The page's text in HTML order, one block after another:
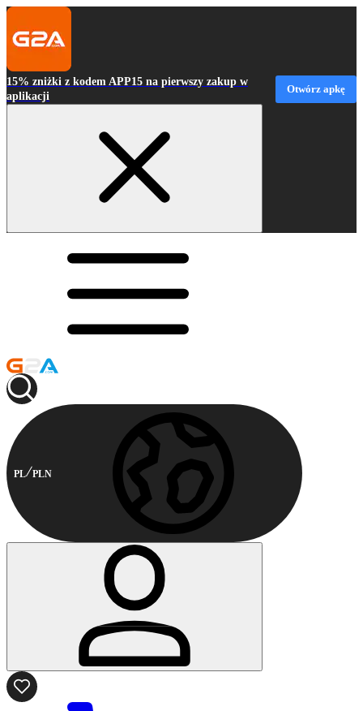
15% zniżki z kodem APP15 na pierwszy zakup w
aplikacji
Otwórz apkę
PL PLN